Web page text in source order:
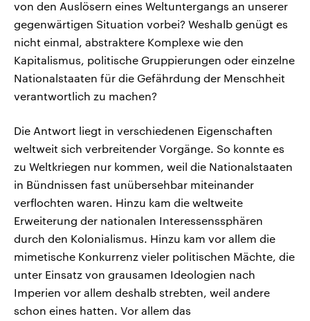
von den Auslösern eines Weltuntergangs an unserer
gegenwärtigen Situation vorbei? Weshalb genügt es
nicht einmal, abstraktere Komplexe wie den
Kapitalismus, politische Gruppierungen oder einzelne
Nationalstaaten für die Gefährdung der Menschheit
verantwortlich zu machen?
Die Antwort liegt in verschiedenen Eigenschaften
weltweit sich verbreitender Vorgänge. So konnte es
zu Weltkriegen nur kommen, weil die Nationalstaaten
in Bündnissen fast unübersehbar miteinander
verflochten waren. Hinzu kam die weltweite
Erweiterung der nationalen Interessenssphären
durch den Kolonialismus. Hinzu kam vor allem die
mimetische Konkurrenz vieler politischen Mächte, die
unter Einsatz von grausamen Ideologien nach
Imperien vor allem deshalb strebten, weil andere
schon eines hatten. Vor allem das